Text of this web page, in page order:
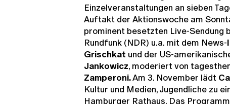
Einzelveranstaltungen an sieben
Auftakt der Aktionswoche am
prominent besetzten Live-Sendung
Rundfunk (NDR) u.a. mit dem News-
Grischkat und der US-
Jankowicz, moderiert von
Zamperoni.Am 3. November lädt
Kultur und Medien, Jugendliche zu
Hamburger Rathaus. Das